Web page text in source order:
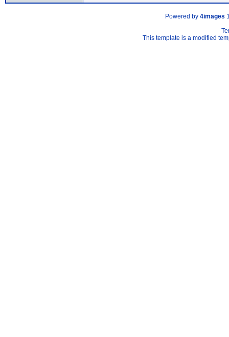
Powered by 4images
This template is a modified